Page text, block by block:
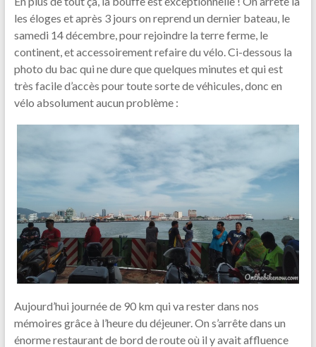
les éloges et après 3 jours on reprend un dernier bateau, le
samedi 14 décembre, pour rejoindre la terre ferme, le
continent, et accessoirement refaire du vélo. Ci-dessous la
photo du bac qui ne dure que quelques minutes et qui est
très facile d’accès pour toute sorte de véhicules, donc en
vélo absolument aucun problème :
Aujourd’hui journée de 90 km qui va rester dans nos
mémoires grâce à l’heure du déjeuner. On s’arrête dans un
énorme restaurant de bord de route où il y avait affluence